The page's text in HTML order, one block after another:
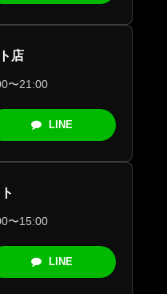
店
〜21:00
LINE
〜15:00
LINE